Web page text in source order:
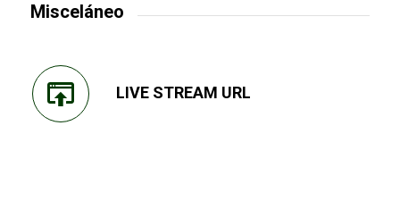
Misceláneo
LIVE STREAM URL